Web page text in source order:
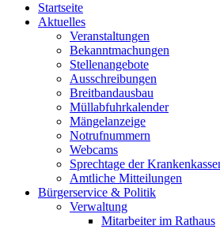
Startseite
Aktuelles
Veranstaltungen
Bekanntmachungen
Stellenangebote
Ausschreibungen
Breitbandausbau
Müllabfuhrkalender
Mängelanzeige
Notrufnummern
Webcams
Sprechtage der
Amtliche Mitteilungen
Bürgerservice & Politik
Verwaltung
Mitarbeiter im Rathaus